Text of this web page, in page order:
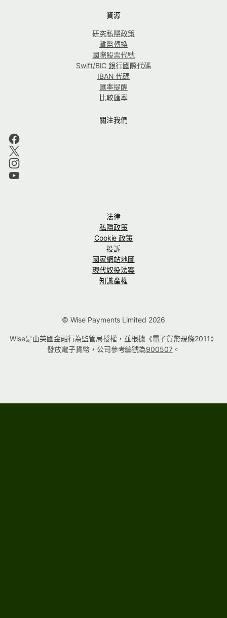
資源
研究私隱政策
貨幣轉換
國際股票代號
Swift/BIC 銀行國際代碼
IBAN 代碼
匯率提醒
比較匯率
關注我們
法律
私隱政策
Cookie 政策
投訴
國家網站地圖
現代奴役法案
知識產權
© Wise Payments Limited 2026
Wise是由英國金融行為監管局授權，並根據《電子貨幣規條2011》
發放電子貨幣，公司參考編號為900507。